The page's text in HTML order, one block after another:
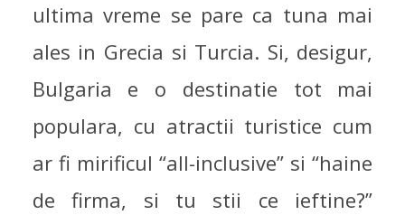
ultima vreme se pare ca tuna mai
ales in Grecia si Turcia. Si, desigur,
Bulgaria e o destinatie tot mai
populara, cu atractii turistice cum
ar fi mirificul “all-inclusive” si “haine
de firma, si tu stii ce ieftine?”